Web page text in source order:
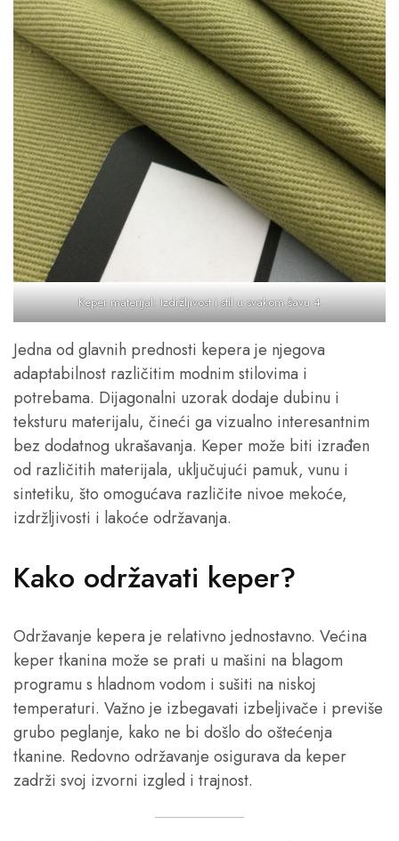
Keper materijal: Izdržljivost i stil u svakom šavu 4
Jedna od glavnih prednosti kepera je njegova
adaptabilnost različitim modnim stilovima i
potrebama. Dijagonalni uzorak dodaje dubinu i
teksturu materijalu, čineći ga vizualno interesantnim
bez dodatnog ukrašavanja. Keper može biti izrađen
od različitih materijala, uključujući pamuk, vunu i
sintetiku, što omogućava različite nivoe mekoće,
izdržljivosti i lakoće održavanja.
Kako održavati keper?
Održavanje kepera je relativno jednostavno. Većina
keper tkanina može se prati u mašini na blagom
programu s hladnom vodom i sušiti na niskoj
temperaturi. Važno je izbegavati izbeljivače i previše
grubo peglanje, kako ne bi došlo do oštećenja
tkanine. Redovno održavanje osigurava da keper
zadrži svoj izvorni izgled i trajnost.